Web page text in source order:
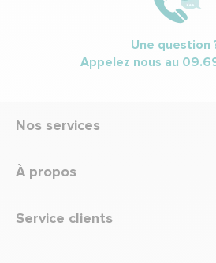
Une question
Appelez nous au
Nos services
À propos
Service clients